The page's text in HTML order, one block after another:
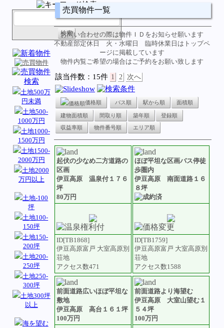
土地500万
円未満
土地500-
1000万円
土地1000-
1500万円
土地1500-
2000万円
土地2000
万円以上
土地-100
坪
土地100-
150坪
土地150-
200坪
土地200-
250坪
土地250-
300坪
土地300坪
以上
海を望む
売買物件一覧
お問い合わせの際は物件ＩＤをお知らせ願います
不動産部定休日 火・水曜日 臨時休業日はトップペ
ージに掲載しています
物件内覧ご希望の場合はご予約をお願い致します
該当件数：15件 1 2 次へ
価格順 バス順 駅から順 面積順
建物面積順 間取り順 築年順
登録順
収益率順
物件番号順 エリア順
起伏の少なめ二方道路の
区画
伊豆高原 温泉付１７６
坪
80万円
ID[TB1868]
伊豆高原富戸 大室高原別
荘地
アクセス数471
ほぼ平坦な区画バス停徒
歩圏内
伊豆高原 南面道路１６
８坪
ID[TB1759]
伊豆高原富戸 大室高原別
荘地
アクセス数1588
前面道路広いほぼ平坦な
敷地
伊豆高原 高台１６１坪
100万円
前面道路より海望む
伊豆高原 大室山望む１
５４坪
100万円